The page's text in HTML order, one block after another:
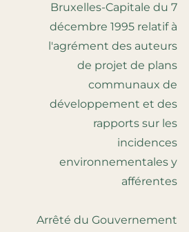
Bruxelles-Capitale du 7
décembre 1995 relatif à
l'agrément des auteurs
de projet de plans
communaux de
développement et des
rapports sur les
incidences
environnementales y
afférentes
Arrêté du Gouvernement